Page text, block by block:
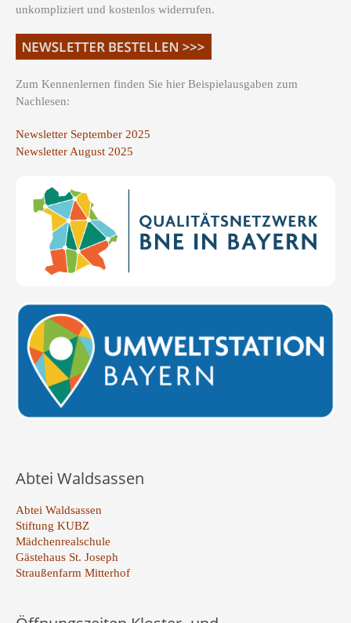
unkompliziert und kostenlos widerrufen.
Zum Kennenlernen finden Sie hier Beispielausgaben zum
Nachlesen:
Newsletter September 2025
Newsletter August 2025
Abtei Waldsassen
Abtei Waldsassen
Stiftung KUBZ
Mädchenrealschule
Gästehaus St. Joseph
Straußenfarm Mitterhof